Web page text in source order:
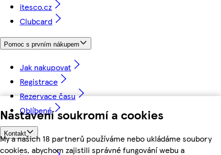
Nastavení soukromí a cookies
My a našich 18 partnerů používáme nebo ukládáme soubory
cookies, abychom zajistili správné fungování webu a
itesco.cz
Clubcard
Pomoc s prvním nákupem
Jak nakupovat
Registrace
Rezervace času
Oblíbené
Kontakt